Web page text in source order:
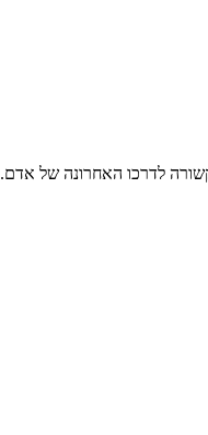
לדרכו האחרונה של אדם.